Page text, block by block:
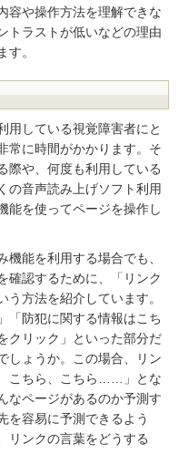
容や操作方法を理解できな
トラストが低いなどの理由
す。
用している視覚障害者にと
常に時間がかかります。そ
際や、何度も利用している
の音声読み上げソフト利用
能を使ってページを操作し
機能を利用する場合でも、
確認するために、「リンク
方法を紹介しています。
「防犯に関する情報はこち
クリック」といった部分だ
しょうか。この場合、リン
こちら、こちら……」とな
なページがあるのか予測す
を容易に予測できるよう
リンクの言葉をどうする